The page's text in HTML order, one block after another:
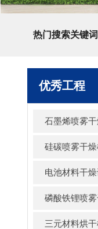
热门搜索关键词
优秀工程
石墨烯喷雾
硅碳喷雾干
电池材料干
磷酸铁锂喷
三元材料烘